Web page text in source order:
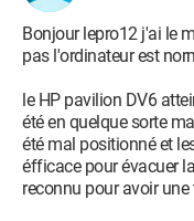
Bonjour lepro12 j'ai le
pas l'ordinateur est
le HP pavilion DV6
été en quelque sorte
été mal positionné et
éfficace pour évacuer
reconnu pour avoir